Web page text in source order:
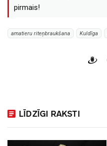
pirmais!
amatieru riteņbraukšana Kuldīga
LĪDZĪGI RAKSTI